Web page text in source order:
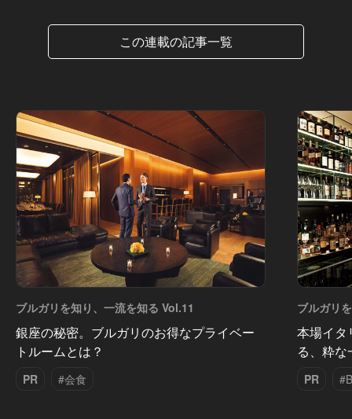
この連載の記事一覧
ブルガリを知り、一流を知る Vol.11
銀座の秘密。ブルガリのお得なプライベー
トルームとは？
PR #会食
ブルガリ
本場イタ
る、粋な
PR